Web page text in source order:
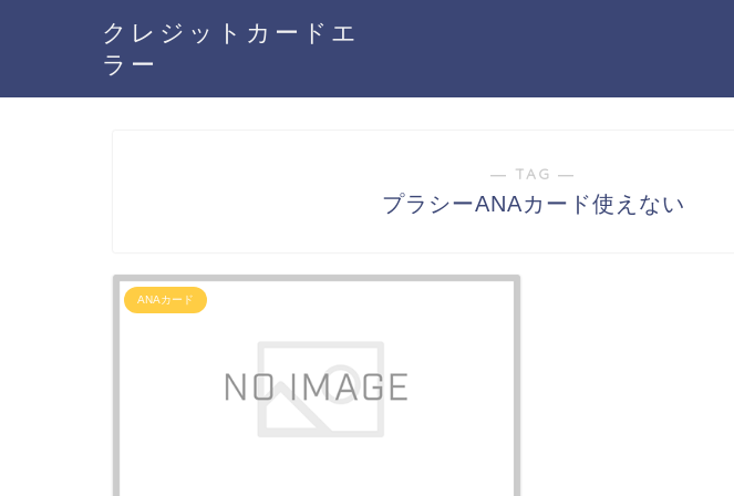
クレジットカードエ
ラー
― TAG ―
プラシーANAカード使えない
ANAカード